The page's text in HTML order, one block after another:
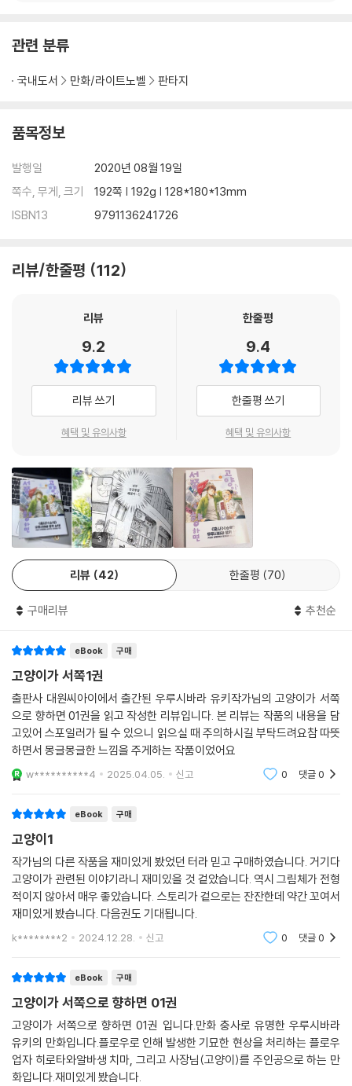
관련 분류
국내도서 만화/라이트노벨 판타지
품목정보
발행일
2020년 08월 19일
쪽수, 무게, 크기
192쪽 | 192g | 128*180*13mm
ISBN13
9791136241726
리뷰/한줄평 112
리뷰
9.2
리뷰 쓰기
혜택 및 유의사항
한줄평
9.4
한줄평 쓰기
혜택 및 유의사항
3
리뷰 42 한줄평 70
구매리뷰 추천순
eBook 구매
고양이가 서쪽1권
출판사 대원씨아이에서 출간된 우루시바라 유키작가님의 고양이가 서쪽
으로 향하면 01권을 읽고 작성한 리뷰입니다. 본 리뷰는 작품의 내용을 담
고있어 스포일러가 될 수 있으니 읽으실 때 주의하시길 부탁드려요참 따뜻
하면서 몽글몽글한 느낌을 주게하는 작품이었어요
w**********4 2025.04.05. 신고 0 댓글0
eBook 구매
고양이1
작가님의 다른 작품을 재미있게 봤었던 터라 믿고 구매하였습니다. 거기다
고양이가 관련된 이야기라니 재미있을 것 겉았습니다. 역시 그림체가 전형
적이지 않아서 매우 좋았습니다. 스토리가 겉으로는 잔잔한데 약간 꼬여서
재미있게 봤습니다. 다음권도 기대됩니다.
k********2 2024.12.28. 신고 0 댓글0
eBook 구매
고양이가 서쪽으로 향하면 01권
고양이가 서쪽으로 향하면 01권 입니다.만화 충사로 유명한 우루시바라
유키의 만화입니다.플로우로 인해 발생한 기묘한 현상을 처리하는 플로우
업자 히로타와알바생 치마, 그리고 사장님(고양이)를 주인공으로 하는 만
화입니다.재미있게 봤습니다.